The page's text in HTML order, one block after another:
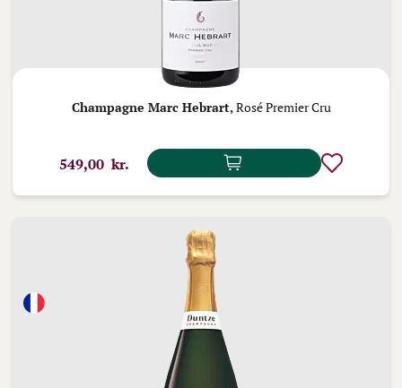
Champagne Marc Hebrart, Rosé Premier Cru
549,00 kr.